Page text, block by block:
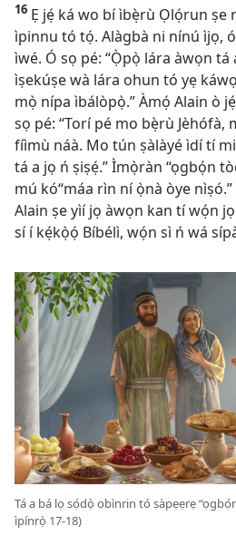
16 Ẹ jẹ́ ká wo bí ìbẹ̀rù Ọlọ́run ṣe
ìpinnu tó tọ́. Alàgbà ni nínú ìjọ,
ìwé. Ó sọ pé: “Ọ̀pọ̀ lára àwọn
ìṣekúṣe wà lára ohun tó yẹ
mọ̀ nípa ìbálòpọ̀.” Àmọ́ Alain ò
sọ pé: “Torí pé mo bẹ̀rù Jèhófà,
fíìmù náà. Mo tún ṣàlàyé ìdí tí
tá a jọ ń ṣiṣẹ́.” Ìmọ̀ràn “ọgbọ́n
mú kó“máa rìn ní ọ̀nà òye nìṣó.”
Alain ṣe yìí jọ àwọn kan tí wọ́n
sí í kẹ́kọ̀ọ́ Bíbélì, wọ́n sì ń wá
Tá a bá lọ sọ́dọ̀ obìnrin tó ṣàpẹẹrẹ
ìpínrọ̀ 17-18)